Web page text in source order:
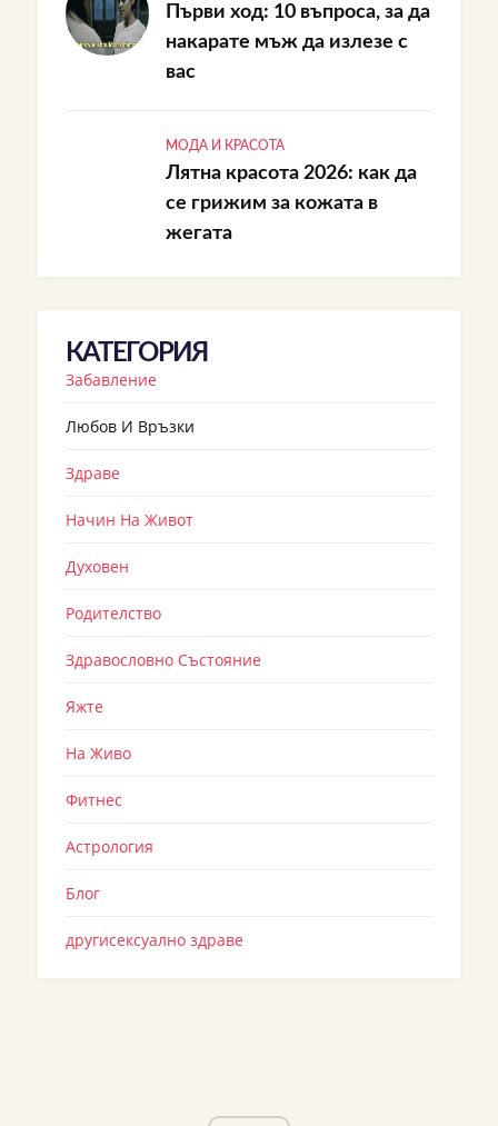
Първи ход: 10 въпроса, за да
накарате мъж да излезе с
вас
МОДА И КРАСОТА
Лятна красота 2026: как да
се грижим за кожата в
жегата
КАТЕГОРИЯ
Забавление
Любов И Връзки
Здраве
Начин На Живот
Духовен
Родителство
Здравословно Състояние
Яжте
На Живо
Фитнес
Астрология
Блог
другисексуално здраве